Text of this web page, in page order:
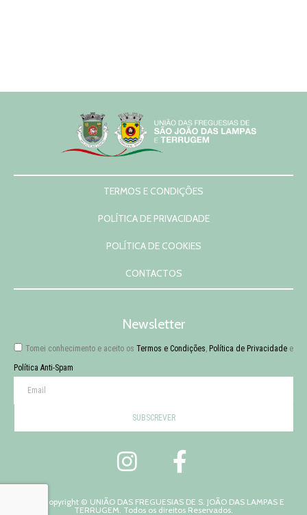
TERMOS E CONDIÇÕES
POLÍTICA DE PRIVACIDADE
POLÍTICA DE COOKIES
CONTACTOS
Newsletter
Tomei conhecimento e aceito os Termos e Condições, Política de Privacidade e
Política Anti-Spam
SUBSCREVER
2026 Copyright © UNIÃO DAS FREGUESIAS DE S. JOÃO DAS LAMPAS E
TERRUGEM. Todos os direitos Reservados.